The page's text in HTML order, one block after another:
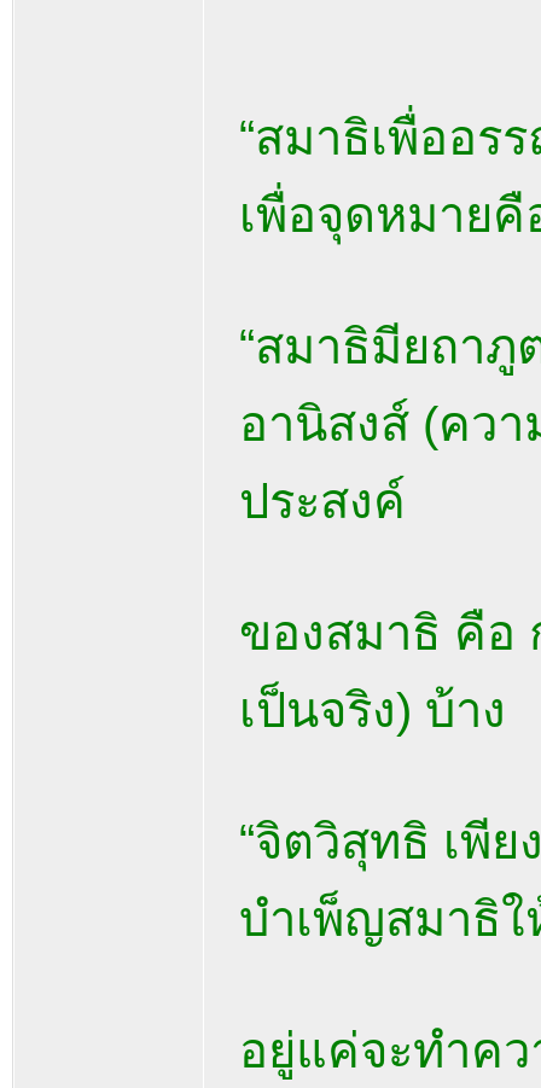
“สมาธิเพื่ออ
เพื่อจุดหมายคื
“สมาธิมียถา
อานิสงส์ (คว
ประสงค์
ของสมาธิ คือ
เป็นจริง) บ้าง
“จิตวิสุทธิ เพี
บำเพ็ญสมาธิ
อยู่แค่จะทำคว